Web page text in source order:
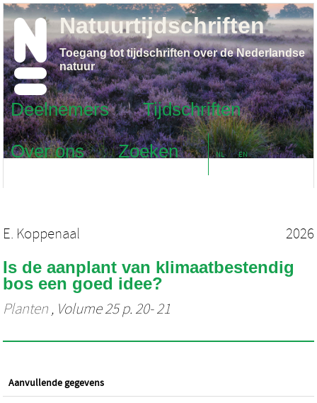
Deelnemers
Tijdschriften
Over ons
Zoeken NL EN
Natuurtijdschriften
Toegang tot tijdschriften over de Nederlandse
natuur
E. Koppenaal 2026
Is de aanplant van klimaatbestendig
bos een goed idee?
Planten , Volume 25 p. 20- 21
Aanvullende gegevens